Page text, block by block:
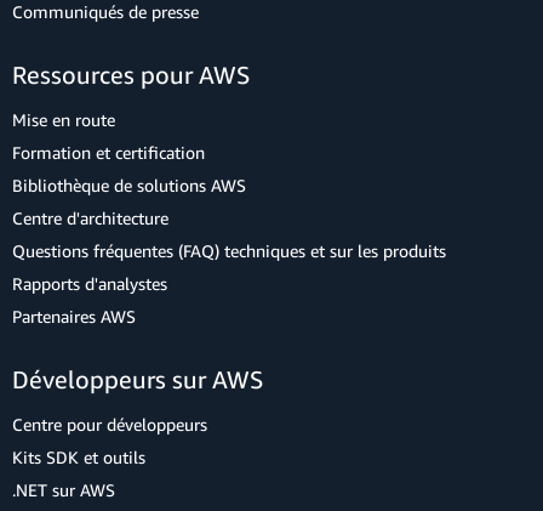
Communiqués de presse
Ressources pour AWS
Mise en route
Formation et certification
Bibliothèque de solutions AWS
Centre d'architecture
Questions fréquentes (FAQ) techniques et sur les produits
Rapports d'analystes
Partenaires AWS
Développeurs sur AWS
Centre pour développeurs
Kits SDK et outils
.NET sur AWS